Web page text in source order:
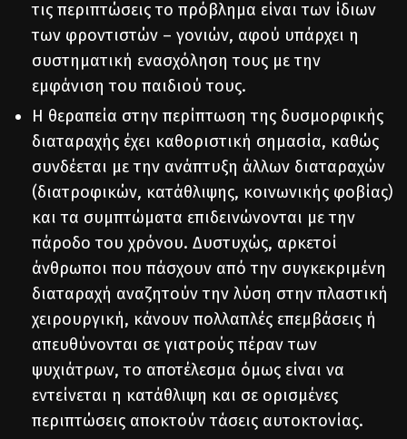
τις περιπτώσεις το πρόβλημα είναι των ίδιων
των φροντιστών – γονιών, αφού υπάρχει η
συστηματική ενασχόληση τους με την
εμφάνιση του παιδιού τους.
Η θεραπεία στην περίπτωση της δυσμορφικής
διαταραχής έχει καθοριστική σημασία, καθώς
συνδέεται με την ανάπτυξη άλλων διαταραχών
(διατροφικών, κατάθλιψης, κοινωνικής φοβίας)
και τα συμπτώματα επιδεινώνονται με την
πάροδο του χρόνου. Δυστυχώς, αρκετοί
άνθρωποι που πάσχουν από την συγκεκριμένη
διαταραχή αναζητούν την λύση στην πλαστική
χειρουργική, κάνουν πολλαπλές επεμβάσεις ή
απευθύνονται σε γιατρούς πέραν των
ψυχιάτρων, το αποτέλεσμα όμως είναι να
εντείνεται η κατάθλιψη και σε ορισμένες
περιπτώσεις αποκτούν τάσεις αυτοκτονίας.